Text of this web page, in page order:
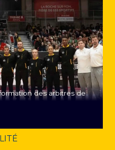
des arbitres de